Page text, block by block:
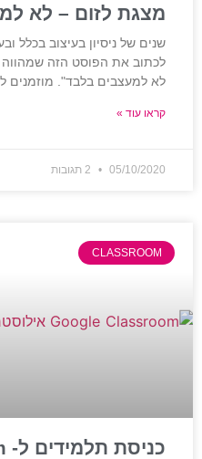
מצגת לזום – לא
שנים של ניסיון בעיצוב בכלל
לכתוב את הפוסט הזה שמהווה
לא למעצבים בלבד". מוזמנים
קראו עוד »
05/10/2020 2 תגובות
CLASSROOM
כניסת תלמידים ל- Google Classroom